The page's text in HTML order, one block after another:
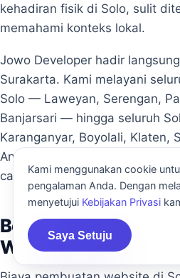
kehadiran fisik di Solo, sulit
memahami konteks lokal.
Jowo Developer hadir
Surakarta. Kami melayani
Solo — Laweyan, Serengan,
Banjarsari — hingga seluruh
Karanganyar, Boyolali, Klaten,
Anda berkomunikasi langsung
call center atau perantara.
Berapa Biaya Jasa
Website di Solo?
Kami menggunakan cookie
pengalaman Anda. Dengan
menyetujui Kebijakan Privasi
Saya Setuju